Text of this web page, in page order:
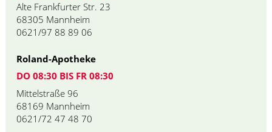
Alte Frankfurter Str. 23
68305 Mannheim
0621/97 88 89 06
Roland-Apotheke
DO 08:30 BIS FR 08:30
Mittelstraße 96
68169 Mannheim
0621/72 47 48 70